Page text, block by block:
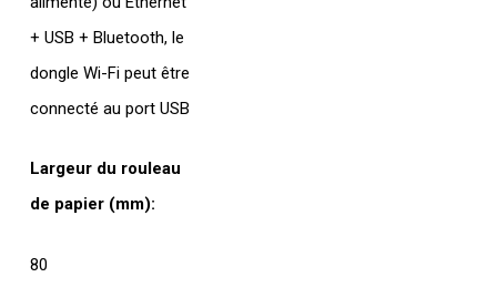
+ USB + Bluetooth, le
dongle Wi-Fi peut être
connecté au port USB
Largeur du rouleau
de papier (mm):
80